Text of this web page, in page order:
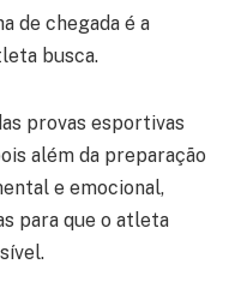
de chegada é a
busca.
provas esportivas
além da preparação
e emocional,
para que o atleta